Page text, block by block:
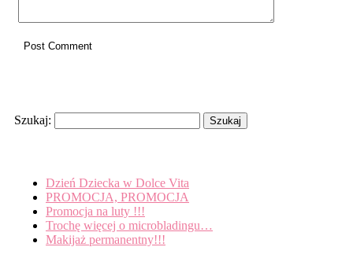
Szukaj:
Dzień Dziecka w Dolce Vita
PROMOCJA, PROMOCJA
Promocja na luty !!!
Trochę więcej o microbladingu…
Makijaż permanentny!!!